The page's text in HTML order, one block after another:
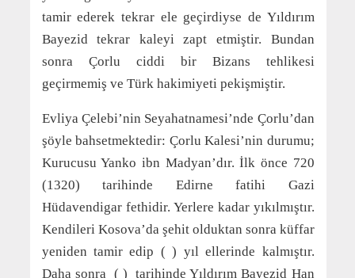
tamir ederek tekrar ele geçirdiyse de Yıldırım
Bayezid tekrar kaleyi zapt etmiştir. Bundan
sonra Çorlu ciddi bir Bizans tehlikesi
geçirmemiş ve Türk hakimiyeti pekişmiştir.
Evliya Çelebi’nin Seyahatnamesi’nde Çorlu’dan
şöyle bahsetmektedir: Çorlu Kalesi’nin durumu;
Kurucusu Yanko ibn Madyan’dır. İlk önce 720
(1320) tarihinde Edirne fatihi Gazi
Hüdavendigar fethidir. Yerlere kadar yıkılmıştır.
Kendileri Kosova’da şehit olduktan sonra küffar
yeniden tamir edip ( ) yıl ellerinde kalmıştır.
Daha sonra ( ) tarihinde Yıldırım Bayezid Han